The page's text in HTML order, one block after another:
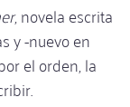
, novela escrita
y -nuevo en
el orden, la